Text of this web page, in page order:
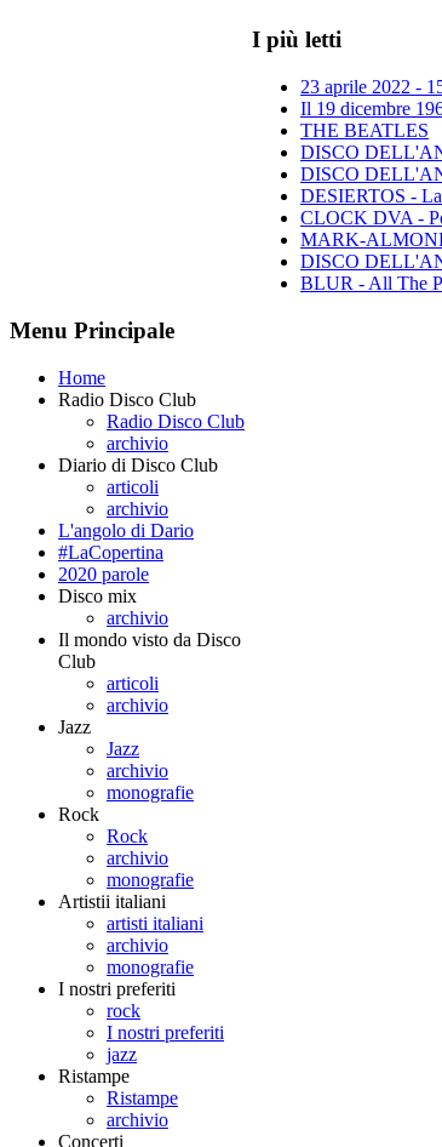
I più letti
23 aprile 2022 -
Il 19 dicembre
THE BEATLES
DISCO
DISCO
DESIERTOS -
CLOCK DVA -
MARK-ALMOND
DISCO
BLUR - All The
Menu Principale
Home
Radio Disco Club
Radio Disco Club
archivio
Diario di Disco Club
articoli
archivio
L'angolo di Dario
#LaCopertina
2020 parole
Disco mix
archivio
Il mondo visto da Disco
Club
articoli
archivio
Jazz
Jazz
archivio
monografie
Rock
Rock
archivio
monografie
Artistii italiani
artisti italiani
archivio
monografie
I nostri preferiti
rock
I nostri preferiti
jazz
Ristampe
Ristampe
archivio
Concerti